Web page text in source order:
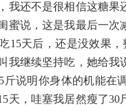
我还不是很相信这糖
蜜说，这是我最后一
15天后，还是没效果
我继续坚持吃，她给
说明你身体的机能在
天，哇塞我居然瘦了